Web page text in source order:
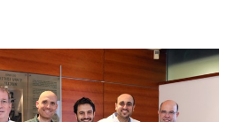
לבבי
פתאומי
החברתי
לטובת
מחקר
למניעת